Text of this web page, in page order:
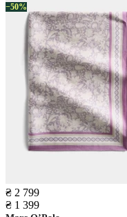
−50%
₴ 2 799
₴ 1 399